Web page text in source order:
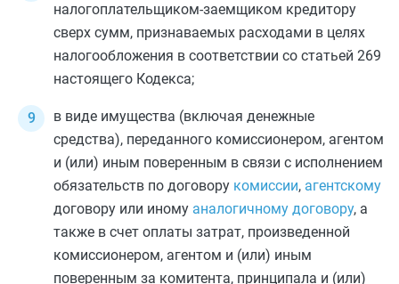
налогоплательщиком-заемщиком кредитору
сверх сумм, признаваемых расходами в целях
налогообложения в соответствии со статьей 269
настоящего Кодекса;
в виде имущества (включая денежные
средства), переданного комиссионером, агентом
и (или) иным поверенным в связи с исполнением
обязательств по договору комиссии, агентскому
договору или иному аналогичному договору, а
также в счет оплаты затрат, произведенной
комиссионером, агентом и (или) иным
поверенным за комитента, принципала и (или)